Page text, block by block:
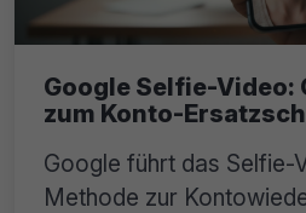
Google Selfie-Video:
zum Konto-
Google führt das Selfie-
Methode zur